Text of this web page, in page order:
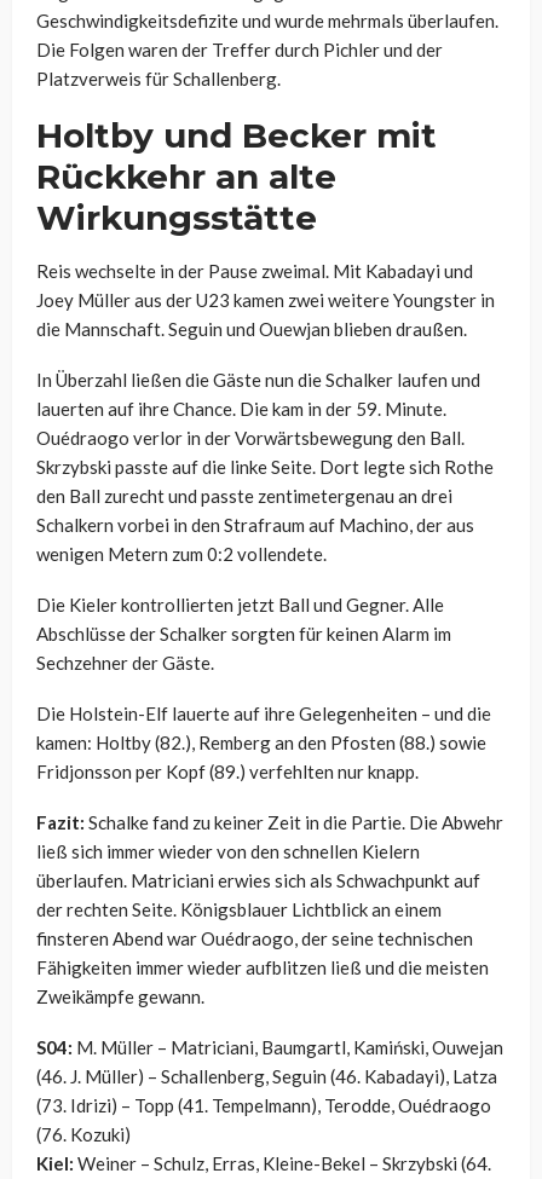
Geschwindigkeitsdefizite und wurde mehrmals überlaufen.
Die Folgen waren der Treffer durch Pichler und der
Platzverweis für Schallenberg.
Holtby und Becker mit
Rückkehr an alte
Wirkungsstätte
Reis wechselte in der Pause zweimal. Mit Kabadayi und
Joey Müller aus der U23 kamen zwei weitere Youngster in
die Mannschaft. Seguin und Ouewjan blieben draußen.
In Überzahl ließen die Gäste nun die Schalker laufen und
lauerten auf ihre Chance. Die kam in der 59. Minute.
Ouédraogo verlor in der Vorwärtsbewegung den Ball.
Skrzybski passte auf die linke Seite. Dort legte sich Rothe
den Ball zurecht und passte zentimetergenau an drei
Schalkern vorbei in den Strafraum auf Machino, der aus
wenigen Metern zum 0:2 vollendete.
Die Kieler kontrollierten jetzt Ball und Gegner. Alle
Abschlüsse der Schalker sorgten für keinen Alarm im
Sechzehner der Gäste.
Die Holstein-Elf lauerte auf ihre Gelegenheiten – und die
kamen: Holtby (82.), Remberg an den Pfosten (88.) sowie
Fridjonsson per Kopf (89.) verfehlten nur knapp.
Fazit: Schalke fand zu keiner Zeit in die Partie. Die Abwehr
ließ sich immer wieder von den schnellen Kielern
überlaufen. Matriciani erwies sich als Schwachpunkt auf
der rechten Seite. Königsblauer Lichtblick an einem
finsteren Abend war Ouédraogo, der seine technischen
Fähigkeiten immer wieder aufblitzen ließ und die meisten
Zweikämpfe gewann.
S04: M. Müller – Matriciani, Baumgartl, Kamiński, Ouwejan
(46. J. Müller) – Schallenberg, Seguin (46. Kabadayi), Latza
(73. Idrizi) – Topp (41. Tempelmann), Terodde, Ouédraogo
(76. Kozuki)
Kiel: Weiner – Schulz, Erras, Kleine-Bekel – Skrzybski (64.